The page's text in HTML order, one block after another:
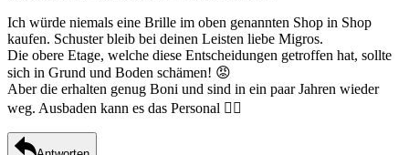
Ich würde niemals eine Brille im oben genannten Shop in Shop
kaufen. Schuster bleib bei deinen Leisten liebe Migros.
Die obere Etage, welche diese Entscheidungen getroffen hat, sollte
sich in Grund und Boden schämen! 😡
Aber die erhalten genug Boni und sind in ein paar Jahren wieder
weg. Ausbaden kann es das Personal 🤦‍♀️